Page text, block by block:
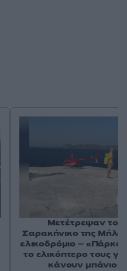
Μετέτρεψαν το
Σαρακήνικο της
ελικοδρόμιο –
το ελικόπτερο τους
κάνουν μπάνιο